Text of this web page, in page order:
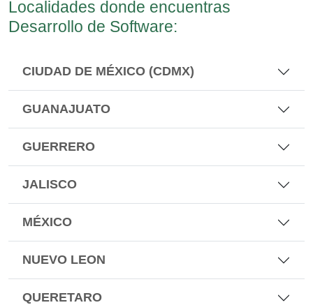
Localidades donde encuentras
Desarrollo de Software:
CIUDAD DE MÉXICO (CDMX)
GUANAJUATO
GUERRERO
JALISCO
MÉXICO
NUEVO LEON
QUERETARO